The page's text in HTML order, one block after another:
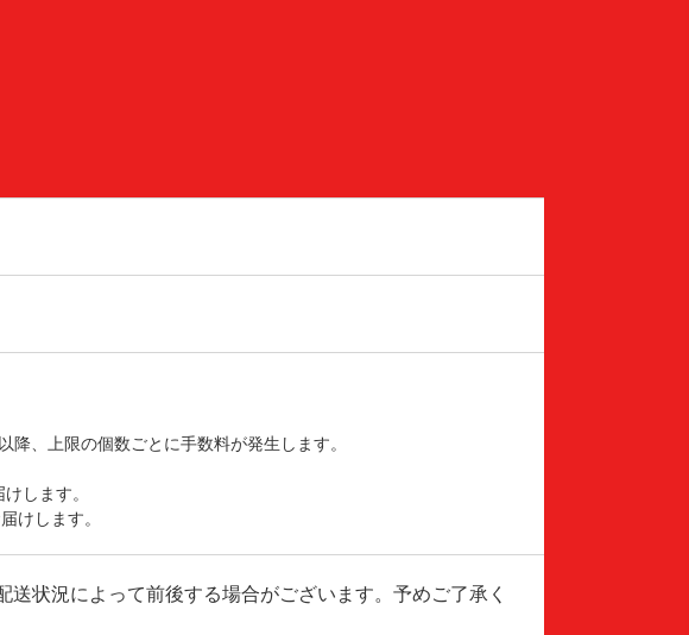
、上限の個数ごとに手数料が発生します。
します。
けします。
状況によって前後する場合がございます。予めご了承く